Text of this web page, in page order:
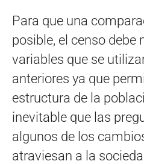
Para que una
posible, el censo debe
variables que se
anteriores ya que
estructura de la
inevitable que las
algunos de los
atraviesan a la